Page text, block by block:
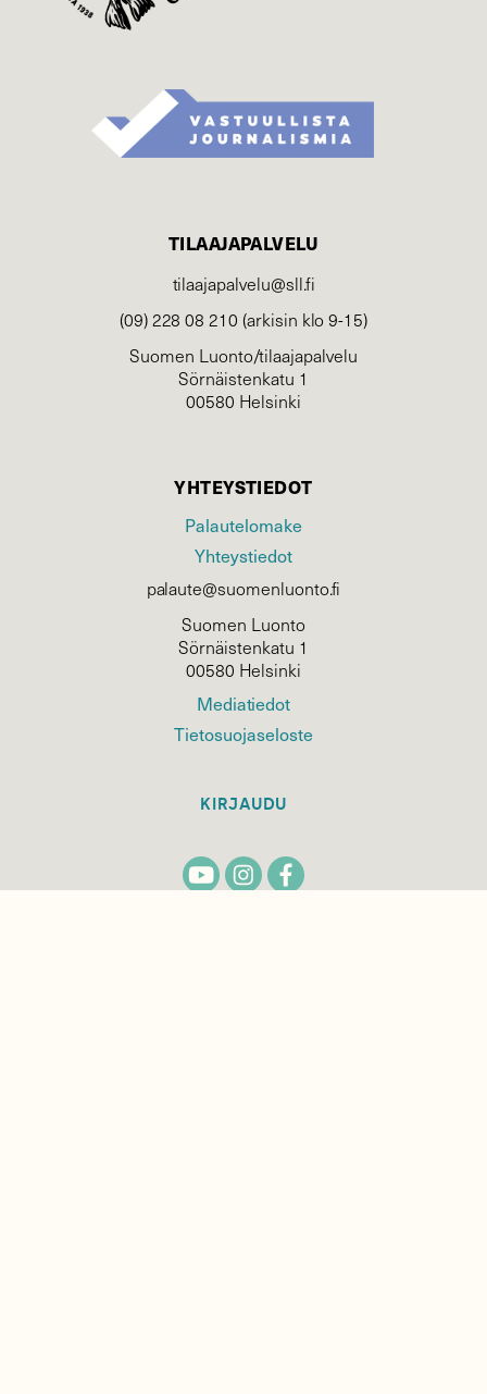
TILAAJAPALVELU
tilaajapalvelu@sll.fi
(09) 228 08 210 (arkisin klo 9-15)
Suomen Luonto/tilaajapalvelu
Sörnäistenkatu 1
00580 Helsinki
YHTEYSTIEDOT
Palautelomake
Yhteystiedot
palaute@suomenluonto.fi
Suomen Luonto
Sörnäistenkatu 1
00580 Helsinki
Mediatiedot
Tietosuojaseloste
KIRJAUDU